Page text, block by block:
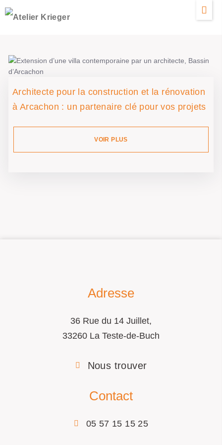
Architecte pour la construction et la rénovation
à Arcachon : un partenaire clé pour vos projets
VOIR PLUS
Adresse
36 Rue du 14 Juillet,
33260 La Teste-de-Buch
Nous trouver
Contact
05 57 15 15 25